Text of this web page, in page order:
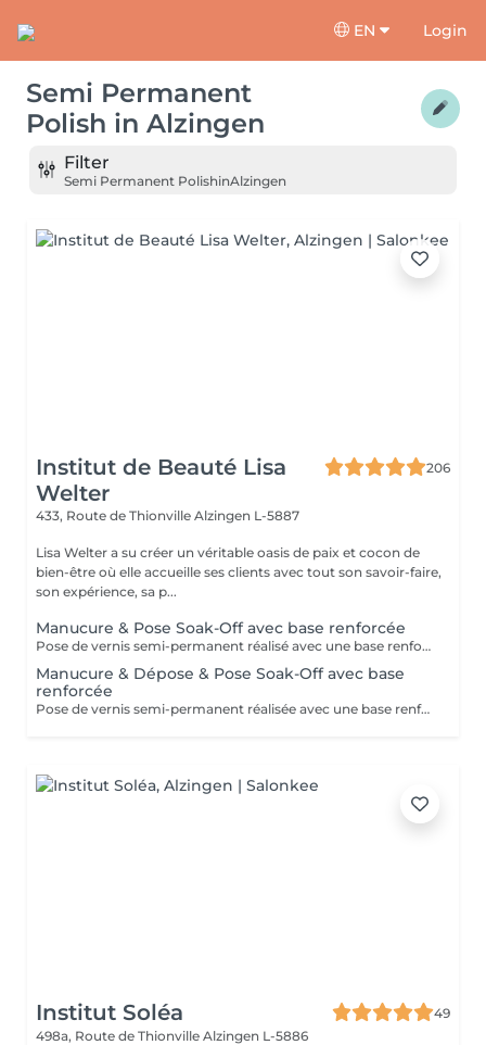
EN Login
Semi Permanent
Polish in Alzingen
Filter
Semi Permanent PolishinAlzingen
Institut de Beauté Lisa
Welter
206
433, Route de Thionville Alzingen L-5887
Lisa Welter a su créer un véritable oasis de paix et cocon de
bien-être où elle accueille ses clients avec tout son savoir-faire,
son expérience, sa p...
Manucure & Pose Soak-Off avec base renforcée
Pose de vernis semi-permanent réalisé avec une base renforcée pour une meilleure tenue et une protection optimale de l'ongle.
Manucure & Dépose & Pose Soak-Off avec base
renforcée
Pose de vernis semi-permanent réalisée avec une base renforcée pour une meilleure tenue et une protection optimale de l'ongle. Se retire à l'acetone.
Institut Soléa
49
498a, Route de Thionville Alzingen L-5886